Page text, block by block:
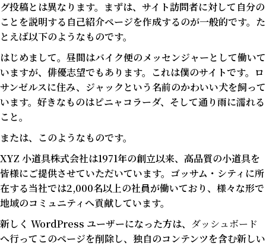
グ投稿とは異なります。まずは、サイト訪問者に対して自分の
ことを説明する自己紹介ページを作成するのが一般的です。た
とえば以下のようなものです。
はじめまして。昼間はバイク便のメッセンジャーとして働いて
いますが、俳優志望でもあります。これは僕のサイトです。ロ
サンゼルスに住み、ジャックという名前のかわいい犬を飼って
います。好きなものはピニャコラーダ、そして通り雨に濡れる
こと。
または、このようなものです。
XYZ 小道具株式会社は1971年の創立以来、高品質の小道具を
皆様にご提供させていただいています。ゴッサム・シティに所
在する当社では2,000名以上の社員が働いており、様々な形で
地域のコミュニティへ貢献しています。
新しく WordPress ユーザーになった方は、 ダッシュボード
へ行ってこのページを削除し、独自のコンテンツを含む新しい